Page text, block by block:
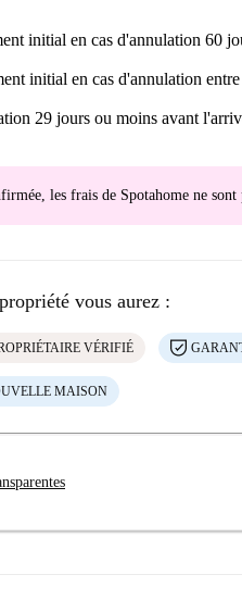
initial en cas d'annulation 60
initial en cas d'annulation
29 jours ou moins avant
les frais de Spotahome ne sont
vous aurez :
VÉRIFIÉ
MAISON